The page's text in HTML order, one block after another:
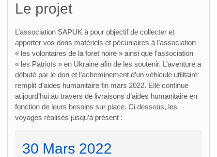
Le projet
L’association SAPUK à pour objectif de collecter et
apporter vos dons matériels et pécuniaires à l’association
« les volontaires de la foret noire » ainsi que l’association
« les Patriots » en Ukraine afin de les soutenir. L’aventure a
débuté par le don et l’acheminement d’un véhicule utilitaire
remplit d’aides humanitaire fin mars 2022. Elle continue
aujourd’hui au travers de livraisons d’aides humanitaire en
fonction de leurs besoins sur place. Ci dessous, les
voyages réalisés jusqu’à présent :
30 Mars 2022